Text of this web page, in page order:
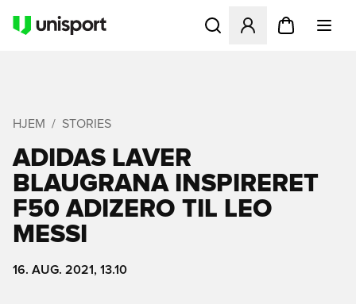
Åbner en Modal til at
HJEM STORIES
ADIDAS LAVER
BLAUGRANA INSPIRERET
F50 ADIZERO TIL LEO
MESSI
16. AUG. 2021, 13.10